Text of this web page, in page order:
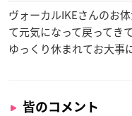
ヴォーカルIKEさんのお
て元気になって戻ってき
ゆっくり休まれてお大事
皆のコメント